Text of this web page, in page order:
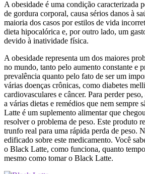
A obesidade é uma condição caracterizada
de gordura corporal, causa sérios danos à
maioria dos casos por estilos de vida
dieta hipocalórica e, por outro lado, um
devido à inatividade física.
A obesidade representa um dos maiores
no mundo, tanto pelo aumento constante e
prevalência quanto pelo fato de ser um
várias doenças crônicas, como diabetes
cardiovasculares e câncer. Para perder peso,
a várias dietas e remédios que nem sempre
Latte é um suplemento alimentar que
resolver o problema de peso. Este produto
trunfo real para uma rápida perda de peso.
edificado sobre este medicamento. Você
o Black Latte, como funciona, quanto
mesmo como tomar o Black Latte.